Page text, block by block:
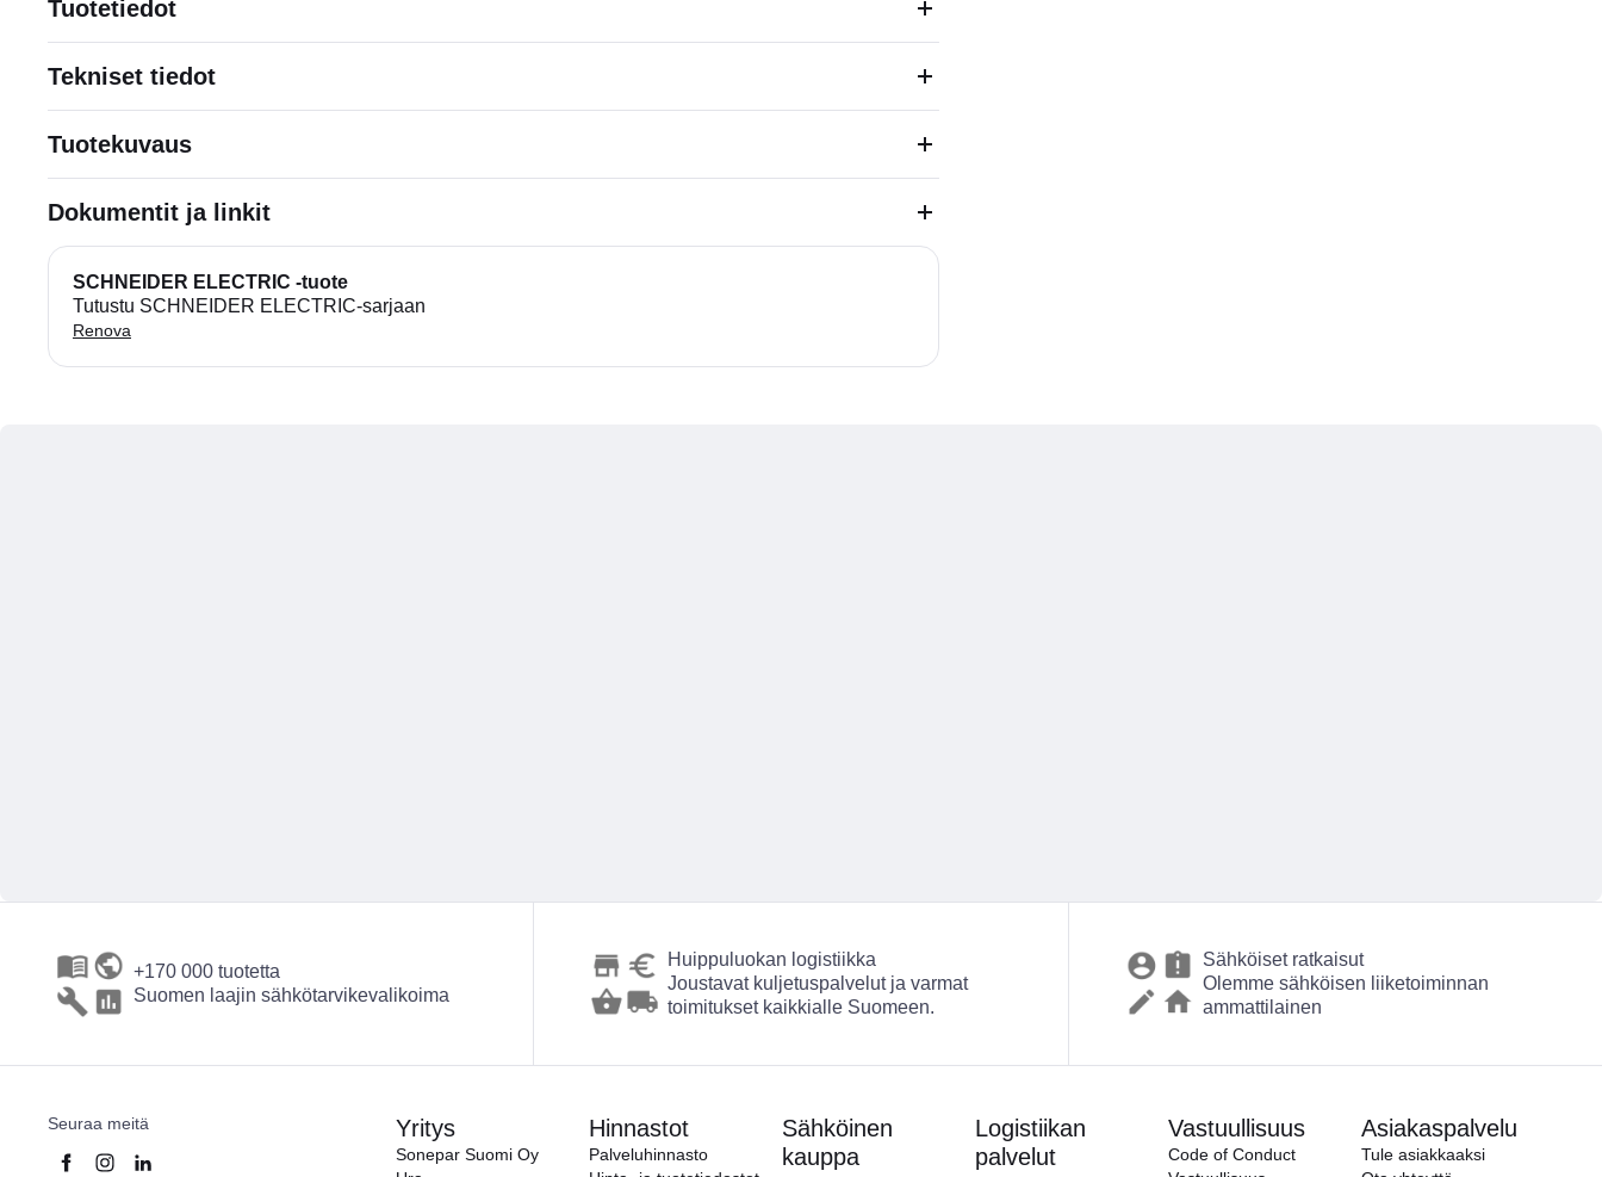
Tuotetiedot
Tekniset tiedot
Tuotekuvaus
Dokumentit ja linkit
SCHNEIDER ELECTRIC -tuote
Tutustu SCHNEIDER ELECTRIC-sarjaan
Renova
+170 000 tuotetta
Suomen laajin sähkötarvikevalikoima
Huippuluokan logistiikka
Joustavat kuljetuspalvelut ja varmat
toimitukset kaikkialle Suomeen.
Sähköiset ratkaisut
Olemme sähköisen liiketoiminnan
ammattilainen
Seuraa meitä Yritys
Sonepar Suomi Oy
Hinnastot
Palveluhinnasto
Sähköinen
kauppa
Logistiikan
palvelut
Vastuullisuus
Code of Conduct
Asiakaspalvelu
Tule asiakkaaksi